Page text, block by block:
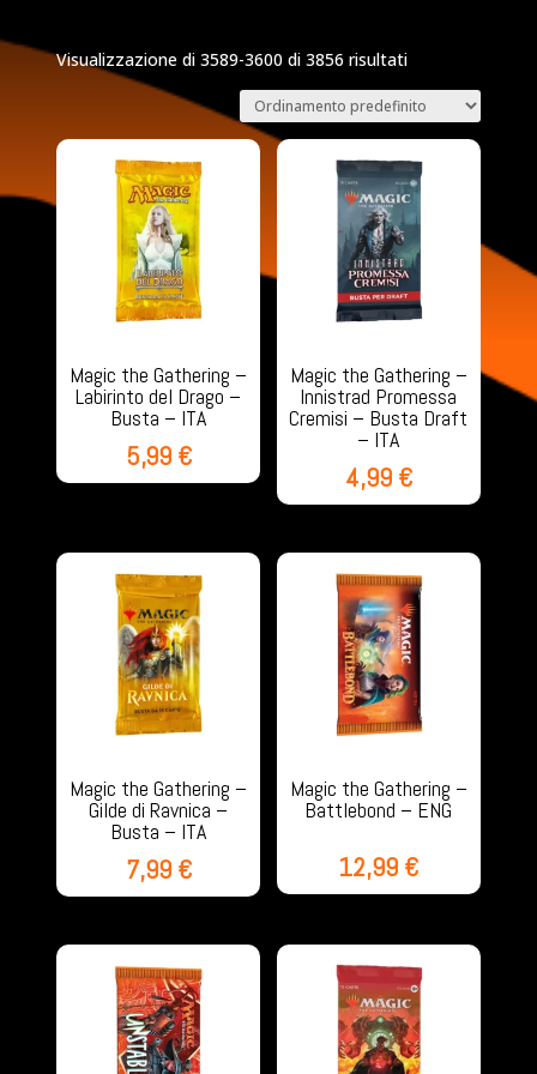
Visualizzazione di 3589-3600 di 3856 risultati
Magic the Gathering –
Labirinto del Drago –
Busta – ITA
5,99 €
Magic the Gathering –
Innistrad Promessa
Cremisi – Busta Draft
– ITA
4,99 €
Magic the Gathering –
Gilde di Ravnica –
Busta – ITA
7,99 €
Magic the Gathering –
Battlebond – ENG
12,99 €